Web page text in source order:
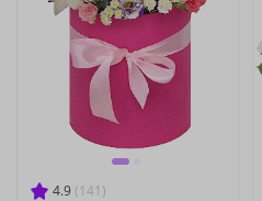
4.9 (141)